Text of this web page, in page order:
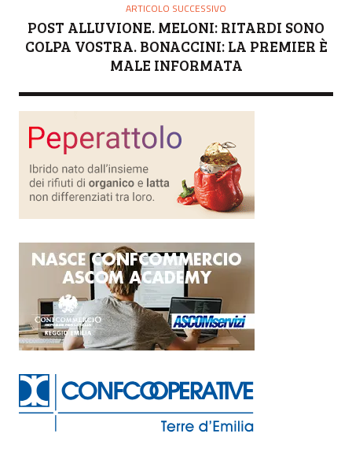
ARTICOLO SUCCESSIVO
POST ALLUVIONE. MELONI: RITARDI SONO
COLPA VOSTRA. BONACCINI: LA PREMIER È
MALE INFORMATA